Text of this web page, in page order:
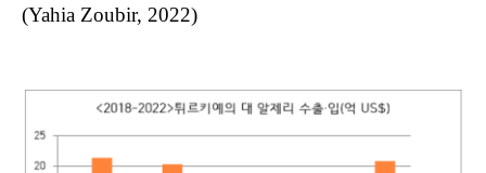
(Yahia Zoubir, 2022)